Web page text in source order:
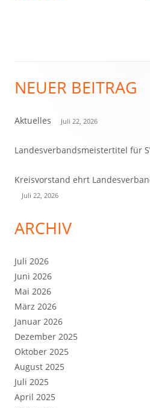
Haupt-
Seitenleiste
NEUER BEITRAG
Aktuelles Juli 22, 2026
Landesverbandsmeistertitel für
Kreisvorstand ehrt
Juli 22, 2026
ARCHIV
Juli 2026
Juni 2026
Mai 2026
März 2026
Januar 2026
Dezember 2025
Oktober 2025
August 2025
Juli 2025
April 2025